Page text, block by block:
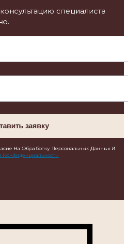
специалиста
заявку
На Обработку Персональных Данных И
Конфиденциальности